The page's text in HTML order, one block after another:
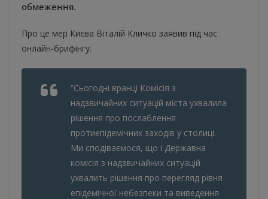
обмеження.
Про це мер Києва Віталій Кличко заявив під час
онлайн-брифінгу.
“Сьогодні вранці Комісія з
надзвичайних ситуацій міста ухвалила
рішення про послаблення
протиепідемічних заходів у столиці.
Ми сподіваємося, що і Державна
комісія з надзвичайних ситуацій
ухвалить рішення про перегляд рівня
епідемічної небезпеки та виведення